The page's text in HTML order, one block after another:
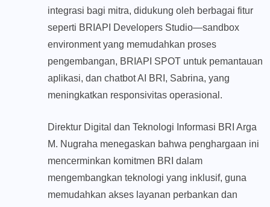
integrasi bagi mitra, didukung oleh berbagai fitur
seperti BRIAPI Developers Studio—sandbox
environment yang memudahkan proses
pengembangan, BRIAPI SPOT untuk pemantauan
aplikasi, dan chatbot AI BRI, Sabrina, yang
meningkatkan responsivitas operasional.
Direktur Digital dan Teknologi Informasi BRI Arga
M. Nugraha menegaskan bahwa penghargaan ini
mencerminkan komitmen BRI dalam
mengembangkan teknologi yang inklusif, guna
memudahkan akses layanan perbankan dan